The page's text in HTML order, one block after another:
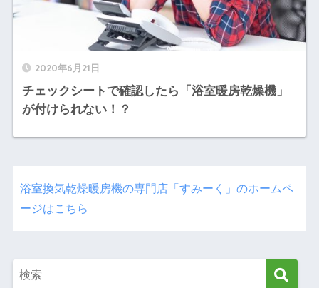
2020年6月21日
チェックシートで確認したら「浴室暖房乾燥機」
が付けられない！？
浴室換気乾燥暖房機の専門店「すみーく」のホームペ
ージはこちら